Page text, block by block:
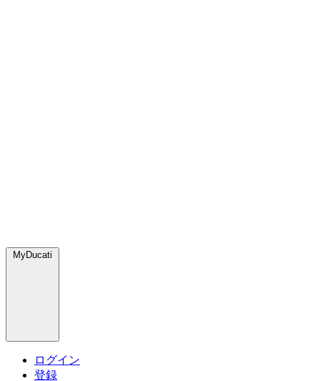
MyDucati
ログイン
登録